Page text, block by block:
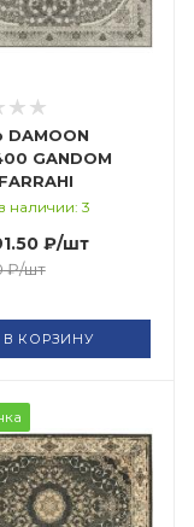
DAMOON
GANDOM
GREY FARRAHI
наличии: 3
₽/шт
₽/шт
В КОРЗИНУ